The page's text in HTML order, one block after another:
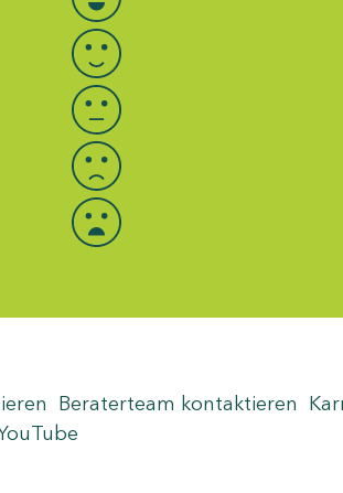
Beraterteam kontaktieren